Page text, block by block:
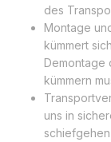
des
Montage
kümmert
Demontage
kümmern
uns in